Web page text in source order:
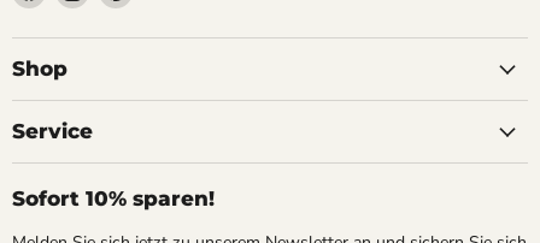
Sie
uns
auf
Sie
uns
uns
Shop
Service
Sofort 10% sparen!